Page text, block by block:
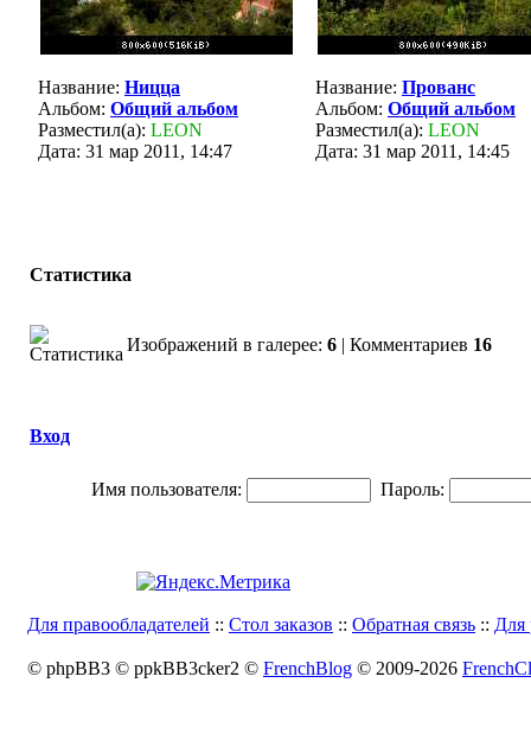
Название: Ницца
Альбом: Общий альбом
Разместил(а): LEON
Дата: 31 мар 2011, 14:47
Название: Прованс
Альбом: Общий альбом
Разместил(а): LEON
Дата: 31 мар 2011, 14:45
Статистика
Изображений в галерее: 6 | Комментариев 16
Вход
Имя пользователя: Пароль:
Для правообладателей :: Стол заказов :: Обратная связь :: Для
© phpBB3 © ppkBB3cker2 © FrenchBlog © 2009-2026